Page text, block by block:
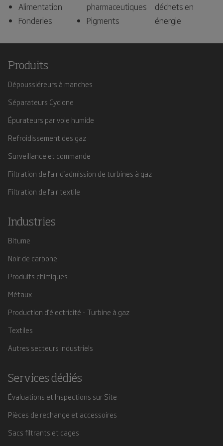
Alimentation
Fonderies
pharmaceutiques
Pigments
déchets en
énergie
Produits
Dépoussiéreurs à manches
Séparateurs Cyclone
Épurateurs par voie humide
Refroidissement des gaz
Surveillance et commande
Filtration de l'air d'admission de turbines à gaz
Filtration de l'air textile
Industries
Bitume
Noir de carbone
Produits chimiques
Métaux
Production d'électricité - Turbine à gaz
Textiles
Autres secteurs industriels
Services dédiés
Évaluations et Inspections sur Site
Pièces de rechange et accessoires
Sacs filtrants et cages